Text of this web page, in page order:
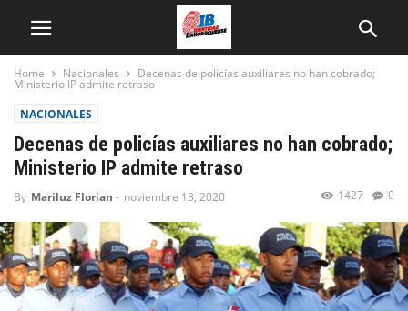
Home Nacionales Decenas de policías auxiliares no han cobrado;
Ministerio IP admite retraso
NACIONALES
Decenas de policías auxiliares no han cobrado;
Ministerio IP admite retraso
By Mariluz Florian - noviembre 13, 2020 0
1427